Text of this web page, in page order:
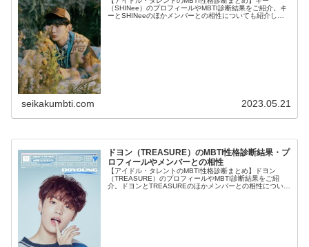
（SHINee）のプロフィールやMBTI診断結果をご紹介。キ
ーとSHINeeのほかメンバーとの相性についても紹介しま
seikakumbti.com 2023.05.21
ドヨン（TREASURE）のMBTI性格診断結果・プ
ロフィールやメンバーとの相性
【アイドル・タレントのMBTI性格診断まとめ】ドヨン
（TREASURE）のプロフィールやMBTI診断結果をご紹
介。ドヨンとTREASUREのほかメンバーとの相性について